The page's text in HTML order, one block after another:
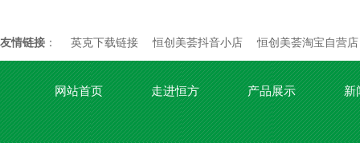
友情链接 ： 英克下载链接 恒创美荟抖音小店 恒创美荟淘宝自营店
网站首页 走进恒方 产品展示 新